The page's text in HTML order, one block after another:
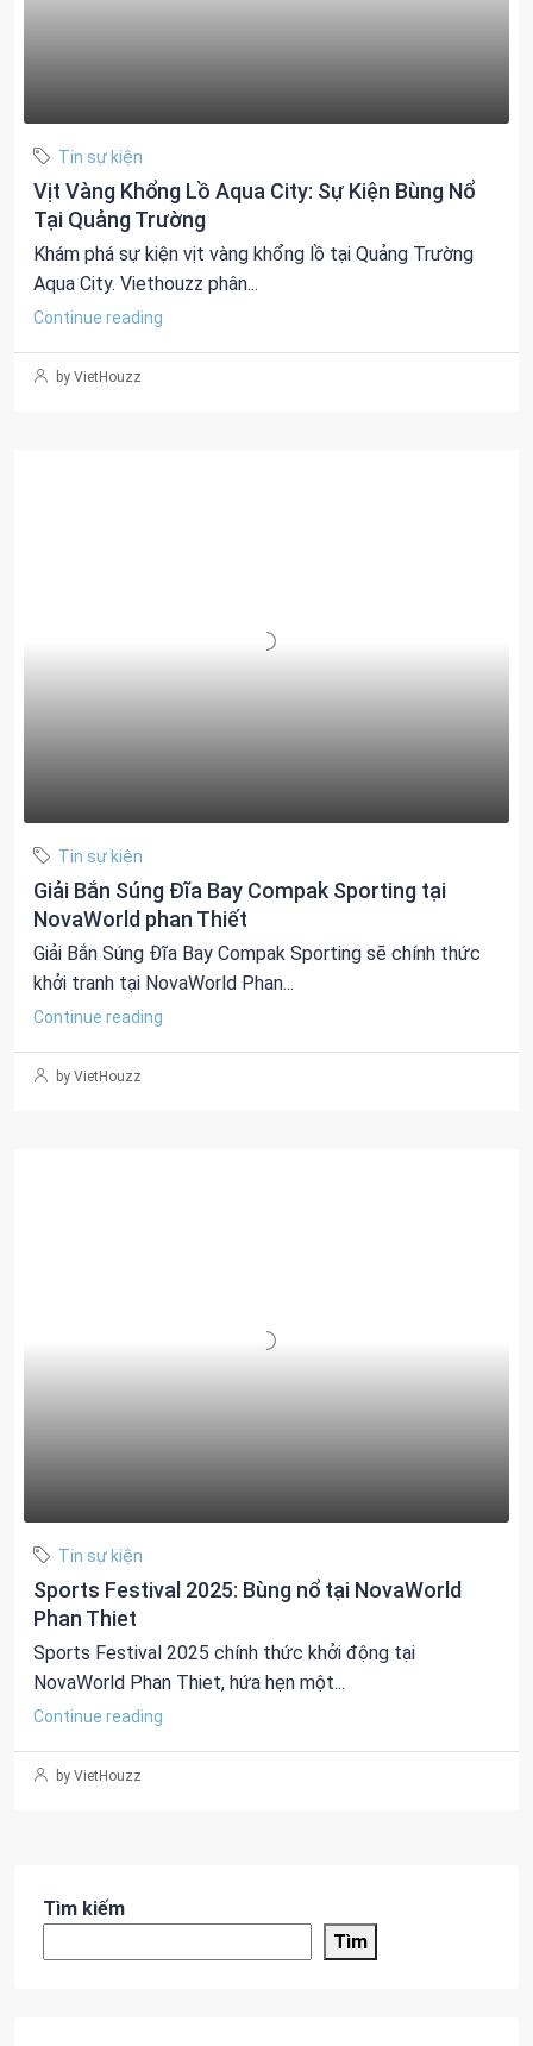
Tin sự kiện
Vịt Vàng Khổng Lồ Aqua City: Sự Kiện Bùng Nổ
Tại Quảng Trường
Khám phá sự kiện vịt vàng khổng lồ tại Quảng Trường
Aqua City. Viethouzz phân...
Continue reading
by VietHouzz
Tin sự kiện
Giải Bắn Súng Đĩa Bay Compak Sporting tại
NovaWorld phan Thiết
Giải Bắn Súng Đĩa Bay Compak Sporting sẽ chính thức
khởi tranh tại NovaWorld Phan...
Continue reading
by VietHouzz
Tin sự kiện
Sports Festival 2025: Bùng nổ tại NovaWorld
Phan Thiet
Sports Festival 2025 chính thức khởi động tại
NovaWorld Phan Thiet, hứa hẹn một...
Continue reading
by VietHouzz
Tìm kiếm
Tìm